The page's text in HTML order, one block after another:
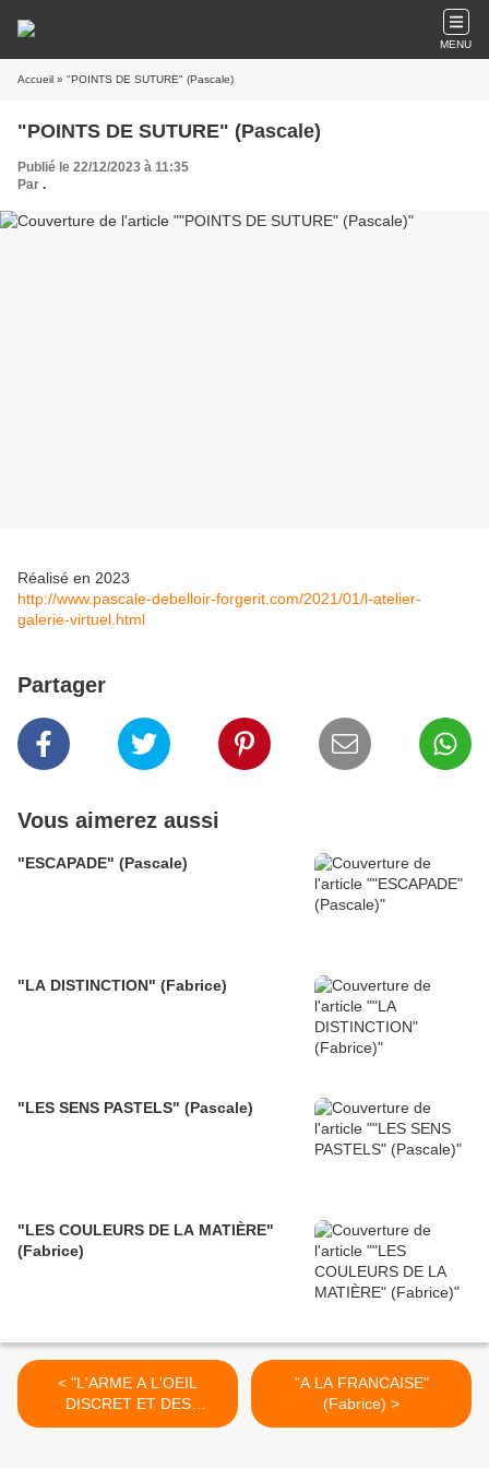
MENU
Accueil » "POINTS DE SUTURE" (Pascale)
"POINTS DE SUTURE" (Pascale)
Publié le 22/12/2023 à 11:35
Par .
Réalisé en 2023
http://www.pascale-debelloir-forgerit.com/2021/01/l-atelier-
galerie-virtuel.html
Partager
Vous aimerez aussi
"ESCAPADE" (Pascale)
"LA DISTINCTION" (Fabrice)
"LES SENS PASTELS" (Pascale)
"LES COULEURS DE LA MATIÈRE"
(Fabrice)
< "L'ARME A L'OEIL
DISCRET ET DES
ROUAGES INATTENDUS"
"A LA FRANCAISE"
(Fabrice) >